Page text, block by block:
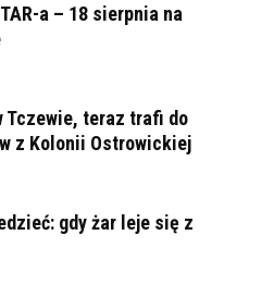
a – 18 sierpnia na
Tczewie, teraz trafi do
z Kolonii Ostrowickiej
gdy żar leje się z